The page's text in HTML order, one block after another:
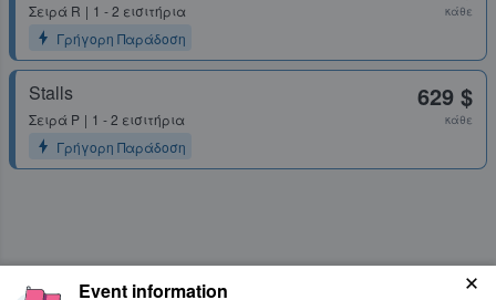
Σειρά R
1 - 2 εισιτήρια
Γρήγορη Παράδοση
κάθε
Stalls
Σειρά P
1 - 2 εισιτήρια
Γρήγορη Παράδοση
629 $
κάθε
Event information